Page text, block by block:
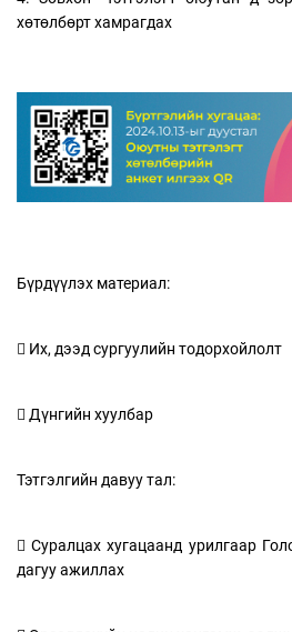
хөтөлбөрт хамрагдах
Бүрдүүлэх материал:
 Их, дээд сургуулийн тодорхойлолт
 Дүнгийн хуулбар
Тэтгэлгийн давуу тал:
 Суралцах хугацаанд урилгаар
дагуу ажиллах